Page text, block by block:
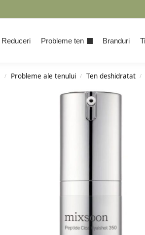
Reduceri Probleme ten Branduri
/ Probleme ale tenului / Ten deshidratat /